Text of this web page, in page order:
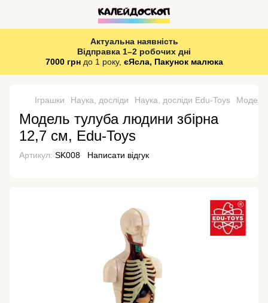
Актуальна наявність
Відправка 1–2 робочих дні
7000 грндо 1 року, єЯсла, Пакунок малюка
Іграшки Наука, досліди Наука, досліди Edu-Toys Модель
Модель тулуба людини збірна
12,7 см, Edu-Toys
Артикул: SK008 Написати відгук